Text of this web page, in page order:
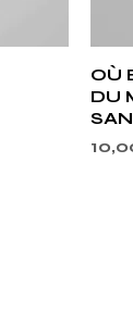
OÙ
DU
Prix